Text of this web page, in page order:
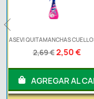
ASEVI AMBIENTADOR
2,19 €1,99 €
AGREGAR AL